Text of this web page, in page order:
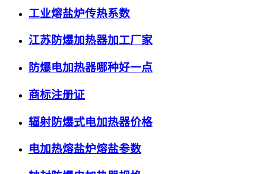
工业熔盐炉传热系数
江苏防爆加热器加工厂家
防爆电加热器哪种好一点
商标注册证
辐射防爆式电加热器价格
电加热熔盐炉熔盐参数